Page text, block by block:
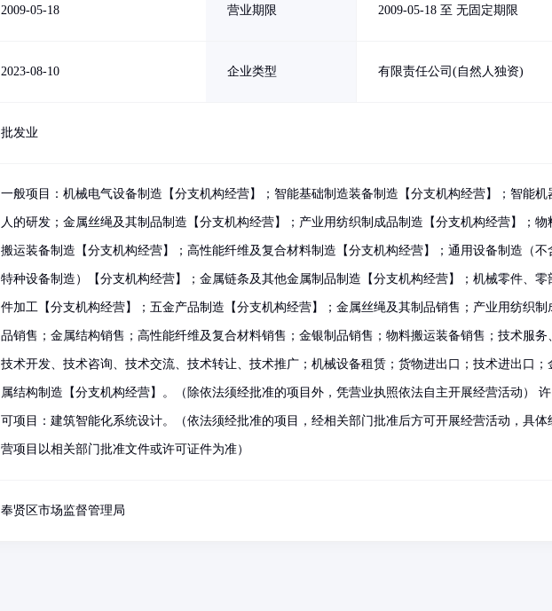
2009-05-18 营业期限 2009-05-18 至 无固定期限
2023-08-10 企业类型 有限责任公司(自然人独资)
批发业
一般项目：机械电气设备制造【分支机构经营】；智能基础制造装备制造【分支机构经营】；智能机
人的研发；金属丝绳及其制品制造【分支机构经营】；产业用纺织制成品制造【分支机构经营】；物
搬运装备制造【分支机构经营】；高性能纤维及复合材料制造【分支机构经营】；通用设备制造（不
特种设备制造）【分支机构经营】；金属链条及其他金属制品制造【分支机构经营】；机械零件、零
件加工【分支机构经营】；五金产品制造【分支机构经营】；金属丝绳及其制品销售；产业用纺织制
品销售；金属结构销售；高性能纤维及复合材料销售；金银制品销售；物料搬运装备销售；技术服务
技术开发、技术咨询、技术交流、技术转让、技术推广；机械设备租赁；货物进出口；技术进出口；
属结构制造【分支机构经营】。（除依法须经批准的项目外，凭营业执照依法自主开展经营活动） 许
可项目：建筑智能化系统设计。（依法须经批准的项目，经相关部门批准后方可开展经营活动，具体
营项目以相关部门批准文件或许可证件为准）
奉贤区市场监督管理局